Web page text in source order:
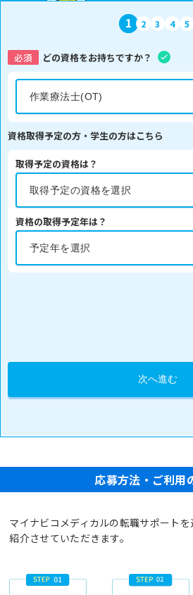
1 2 3 4 5
必須 どの資格をお持ちですか？
資格取得予定の方・学生の方はこちら
取得予定の資格は？
資格の取得予定年は？
応募方法・ご利用
マイナビコメディカルの転職サポート
紹介させていただきます。